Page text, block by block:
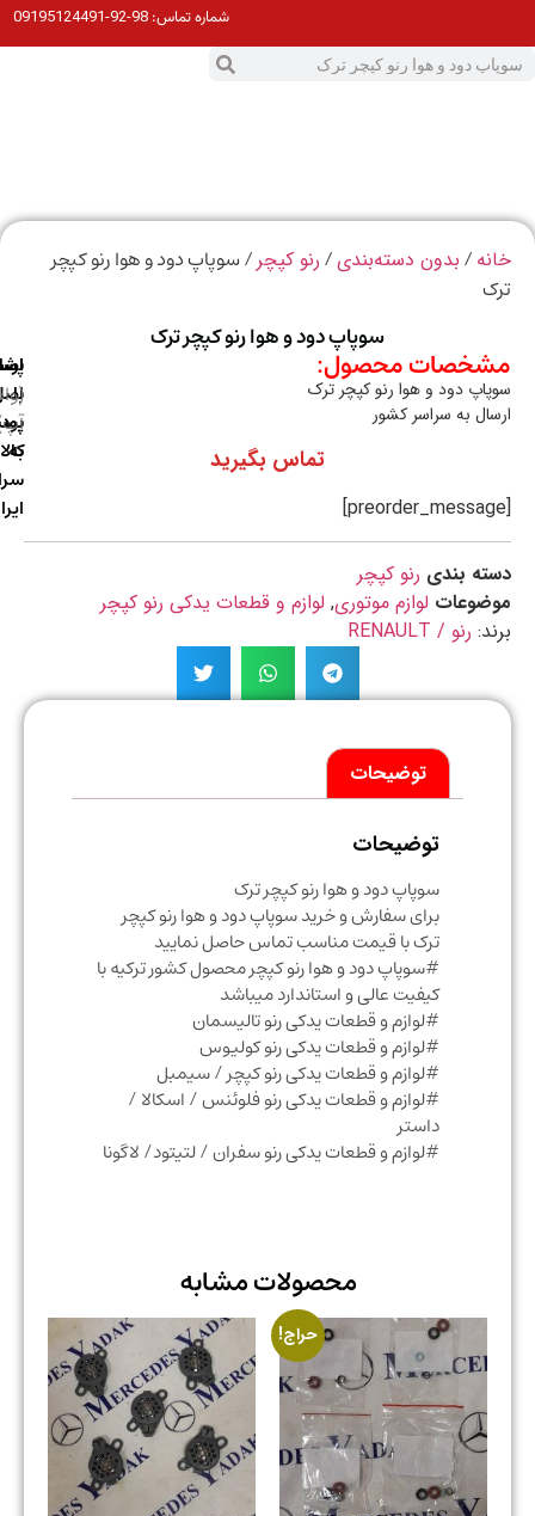
شماره تماس:98-92-09195124491
/بدون دسته‌بندی/رنو کپچر / سوپاپ دود و هوا رنو کپچر
سوپاپ دود و هوا رنو کپچر ترک
محصول:
دود و هوا رنو کپچر ترک
به سراسر کشور
تماس بگیرید
بندی رنو کپچر
لوازم موتوری,لوازم و قطعات یدکی رنو کپچر
رنو / RENAULT
سراسر
اصالت
پشتیبانی
(واتس
توضیحات
توضیحات
سوپاپ دود و هوا رنو کپچر ترک
برای سفارش و خرید سوپاپ دود و هوا رنو کپچر
ترک با قیمت مناسب تماس حاصل نمایید
#سوپاپ دود و هوا رنو کپچر محصول کشور ترکیه با
کیفیت عالی و استاندارد میباشد
#لوازم و قطعات یدکی رنو تالیسمان
#لوازم و قطعات یدکی رنو کولیوس
#لوازم و قطعات یدکی رنو کپچر / سیمبل
#لوازم و قطعات یدکی رنو فلوئنس / اسکالا /
#لوازم و قطعات یدکی رنو سفران / لتیتود/ لاگونا
محصولات مشابه
حراج!